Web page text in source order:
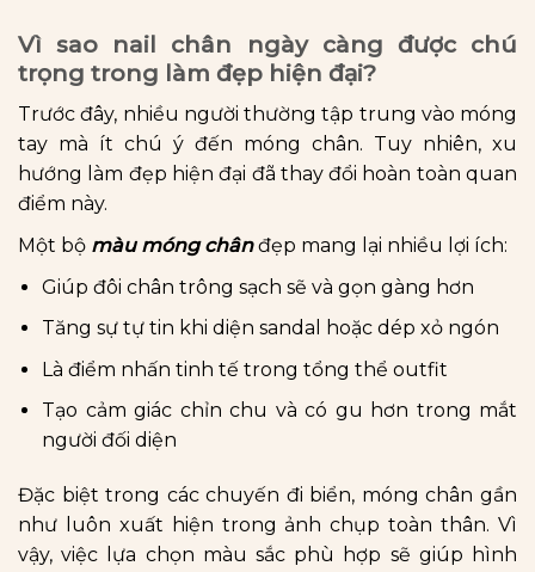
Vì sao nail chân ngày càng được chú
trọng trong làm đẹp hiện đại?
Trước đây, nhiều người thường tập trung vào móng
tay mà ít chú ý đến móng chân. Tuy nhiên, xu
hướng làm đẹp hiện đại đã thay đổi hoàn toàn quan
điểm này.
Một bộ màu móng chânđẹp mang lại nhiều lợi ích:
Giúp đôi chân trông sạch sẽ và gọn gàng hơn
Tăng sự tự tin khi diện sandal hoặc dép xỏ ngón
Là điểm nhấn tinh tế trong tổng thể outfit
Tạo cảm giác chỉn chu và có gu hơn trong mắt
người đối diện
Đặc biệt trong các chuyến đi biển, móng chân gần
như luôn xuất hiện trong ảnh chụp toàn thân. Vì
vậy, việc lựa chọn màu sắc phù hợp sẽ giúp hình